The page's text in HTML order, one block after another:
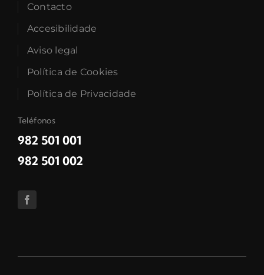
Contacto
Accesibilidade
Aviso legal
Política de Cookies
Política de Privacidade
Teléfonos
982 501 001
982 501 002